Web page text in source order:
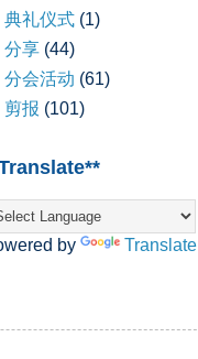
典礼仪式 (1)
分享 (44)
分会活动 (61)
剪报 (101)
by Translate